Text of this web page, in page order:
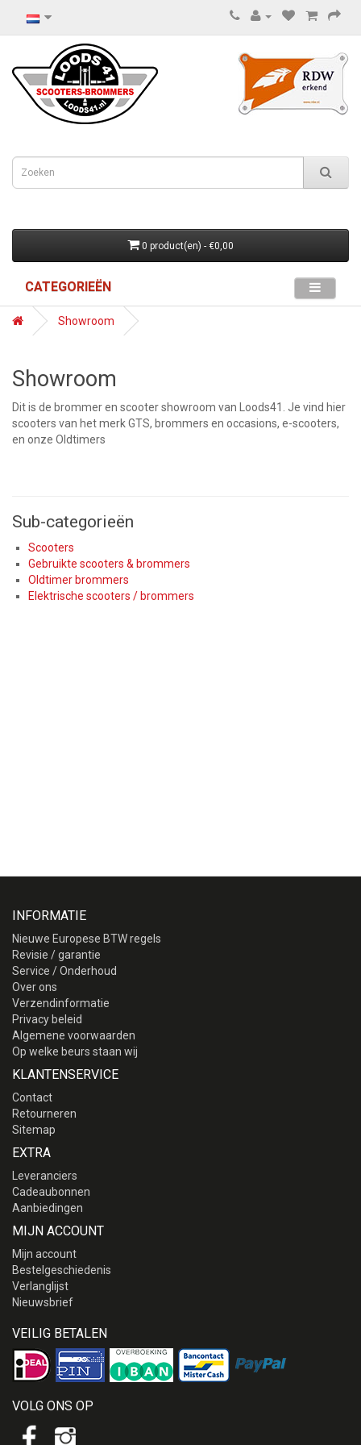
0 product(en) - €0,00
CATEGORIEËN
Showroom
Showroom
Dit is de brommer en scooter showroom van Loods41. Je vind hier
scooters van het merk GTS, brommers en occasions, e-scooters,
en onze Oldtimers
Sub-categorieën
Scooters
Gebruikte scooters & brommers
Oldtimer brommers
Elektrische scooters / brommers
INFORMATIE
Nieuwe Europese BTW regels
Revisie / garantie
Service / Onderhoud
Over ons
Verzendinformatie
Privacy beleid
Algemene voorwaarden
Op welke beurs staan wij
KLANTENSERVICE
Contact
Retourneren
Sitemap
EXTRA
Leveranciers
Cadeaubonnen
Aanbiedingen
MIJN ACCOUNT
Mijn account
Bestelgeschiedenis
Verlanglijst
Nieuwsbrief
VEILIG BETALEN
VOLG ONS OP